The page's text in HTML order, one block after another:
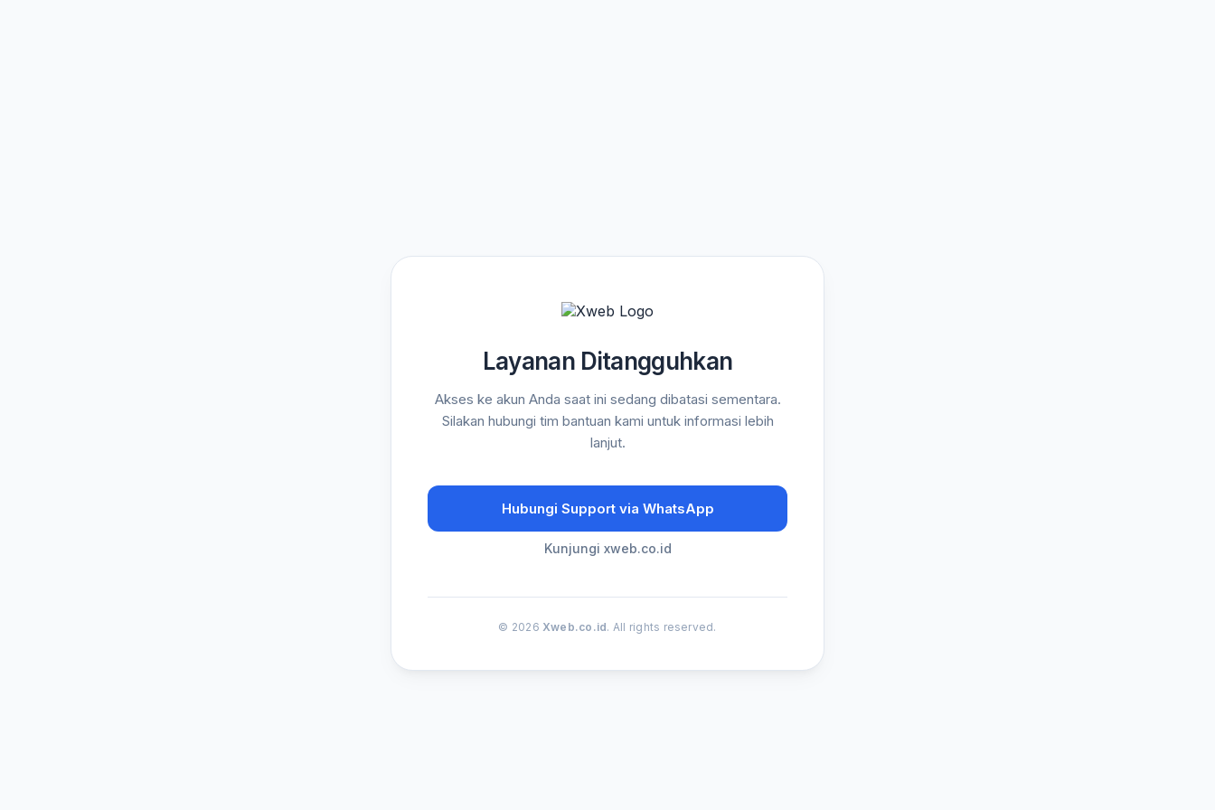
Layanan Ditangguhkan
Akses ke akun Anda saat ini sedang dibatasi sementara.
Silakan hubungi tim bantuan kami untuk informasi lebih
lanjut.
Hubungi Support via WhatsApp
Kunjungi xweb.co.id
© 2026 Xweb.co.id. All rights reserved.